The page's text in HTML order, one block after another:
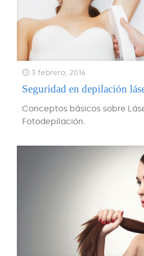
3 febrero, 2016
Seguridad en depilación
Conceptos básicos sobre
Fotodepilación.